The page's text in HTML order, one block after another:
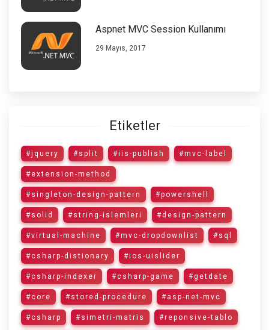
Aspnet MVC Session Kullanımı
29 Mayıs, 2017
Etiketler
#jquery #split #iis-publish #mvc-label
#extension-method
#singleton-design-pattern #powershell
#solid #string-islemleri #design-pattern
#virtual-machine #mvc-dropdownlist #sql
#csharp-distionary #ios-uislider
#csharp-indexer #csharp-game #getdate
#core #stored-procedure #asp-net-mvc
#csharp #simetri-matris #reponsive-tablo